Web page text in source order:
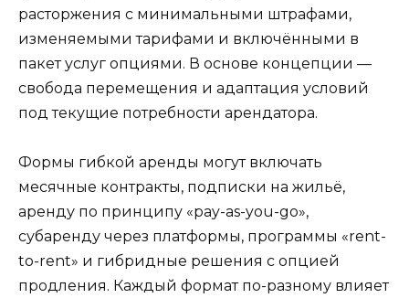
расторжения с минимальными штрафами,
изменяемыми тарифами и включёнными в
пакет услуг опциями. В основе концепции —
свобода перемещения и адаптация условий
под текущие потребности арендатора.
Формы гибкой аренды могут включать
месячные контракты, подписки на жильё,
аренду по принципу «pay-as-you-go»,
субаренду через платформы, программы «rent-
to-rent» и гибридные решения с опцией
продления. Каждый формат по-разному влияет